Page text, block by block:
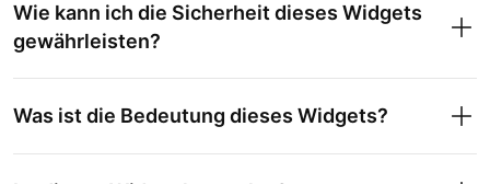
Wie kann ich die Sicherheit dieses Widgets
gewährleisten?
Was ist die Bedeutung dieses Widgets?